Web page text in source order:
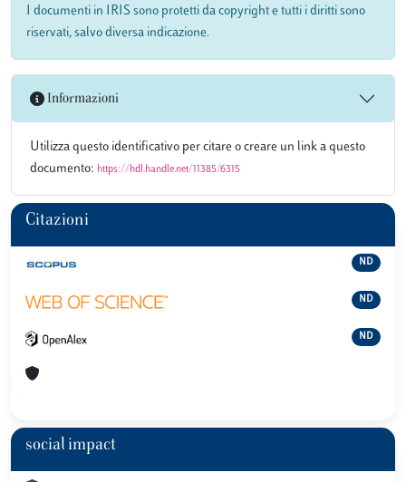
I documenti in IRIS sono protetti da copyright e tutti i diritti sono
riservati, salvo diversa indicazione.
Informazioni
Utilizza questo identificativo per citare o creare un link a questo
documento: https://hdl.handle.net/11385/6315
Citazioni
ND
ND
ND
social impact